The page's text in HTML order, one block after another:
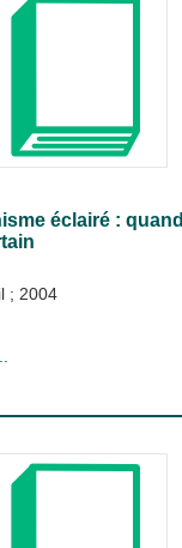
éclairé : quand
; 2004